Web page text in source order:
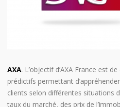
AXA. L’objectif d’AXA France est
prédictifs permettant
clients selon différentes situations
taux du marché, des prix de